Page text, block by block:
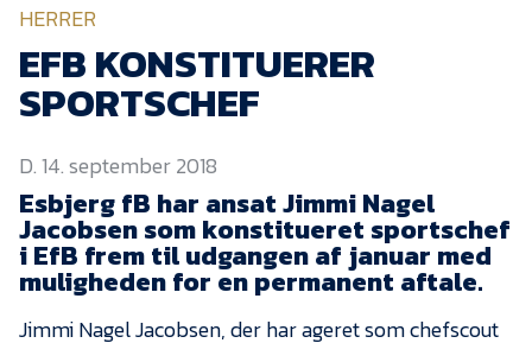
NYHEDER
EfB Akademi
Sydvestjysk Fodbold
Samarbejde
Partnere
Blue Water Arena
HERRER
EFB KONSTITUERER
SPORTSCHEF
D. 14. september 2018
Esbjerg fB har ansat Jimmi Nagel
Jacobsen som konstitueret sportschef
i EfB frem til udgangen af januar med
muligheden for en permanent aftale.
Jimmi Nagel Jacobsen, der har ageret som chefscout